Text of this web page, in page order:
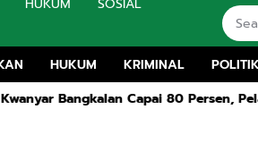
HUKUM KRIMINAL
POLITIK
Capai 80 Persen, Pelaksana